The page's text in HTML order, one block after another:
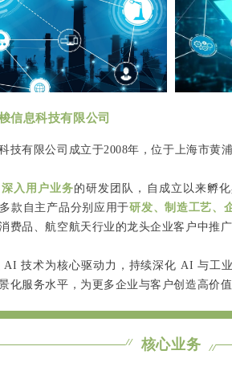
信息科技有限公司
技有限公司成立于2008年，位于上海市黄浦
深入用户业务的研发团队，自成立以来孵
款自主产品分别应用于研发、制造工艺、
费品、航空航天行业的龙头企业客户中推广
AI 技术为核心驱动力，持续深化 AI 与工
化服务水平，为更多企业与客户创造高价值
核心业务